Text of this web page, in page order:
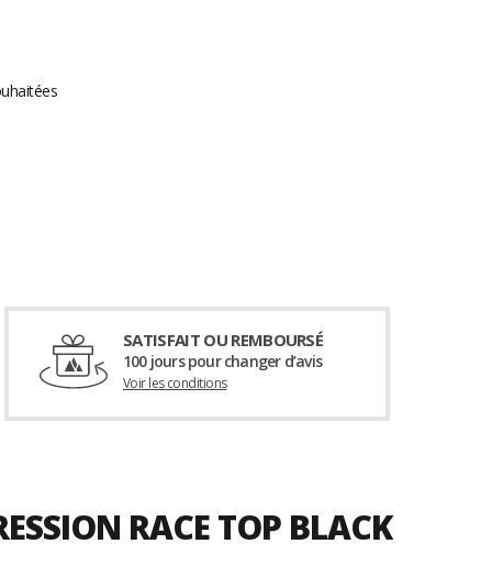
SATISFAIT OU REMBOURSÉ
100 jours pour changer d’avis
Voir les conditions
RACE TOP BLACK